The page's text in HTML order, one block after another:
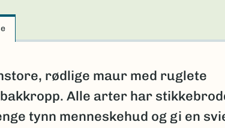
rødlige maur med ruglete
Alle arter har
tynn menneskehud og gi en